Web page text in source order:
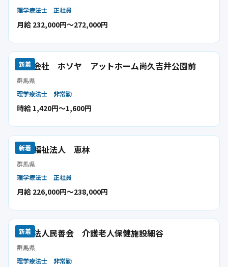
理学療法士 正社員
月給 232,000円〜272,000円
新着
株式会社 ホソヤ アットホーム尚久吉井公園前
群馬県
理学療法士 非常勤
時給 1,420円〜1,600円
新着
社会福祉法人 恵林
群馬県
理学療法士 正社員
月給 226,000円〜238,000円
新着
医療法人民善会 介護老人保健施設細谷
群馬県
理学療法士 非常勤